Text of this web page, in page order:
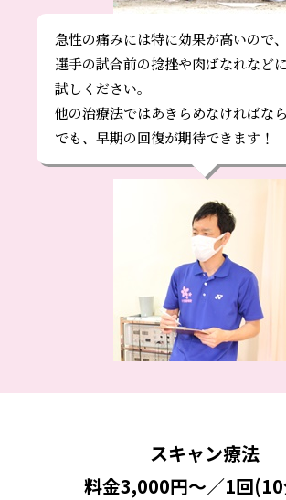
急性の痛みには特に効果が高いので
選手の試合前の捻挫や肉ばなれなど
試しください。
他の治療法ではあきらめなければな
でも、早期の回復が期待できます！
スキャン療法
料金3,000円～／1回